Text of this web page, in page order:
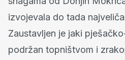
izvojevala do tada
Zaustavljen je jaki
podržan topništvom i